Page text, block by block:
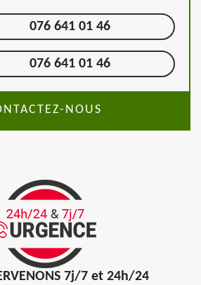
076 641 01 46
076 641 01 46
NOUS
7j/7 et 24h/24